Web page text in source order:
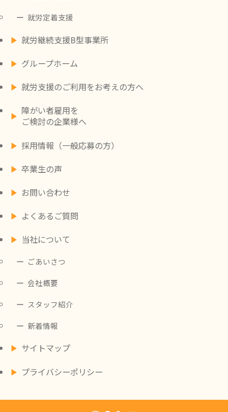
就労定着支援
就労継続支援B型事業所
グループホーム
就労支援のご利用をお考えの方へ
障がい者雇用を
ご検討の企業様へ
採用情報（一般応募の方）
卒業生の声
お問い合わせ
よくあるご質問
当社について
ごあいさつ
会社概要
スタッフ紹介
新着情報
サイトマップ
プライバシーポリシー